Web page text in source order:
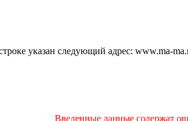
указан следующий адрес: www.ma-
Введенные данные содержат